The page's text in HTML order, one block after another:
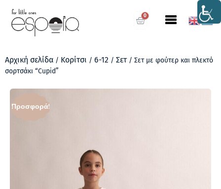
0
Αρχική σελίδα / Κορίτσι / 6-12 / Σετ/ Σετ με φούτερ και πλεκτό
σορτσάκι “Cupid”
Προσφορά!